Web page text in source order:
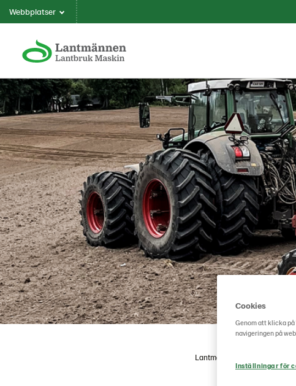
Webbplatser
Lantmännen Lantbruk &
Cookies
Genom att klicka
navigeringen på
Inställningar för